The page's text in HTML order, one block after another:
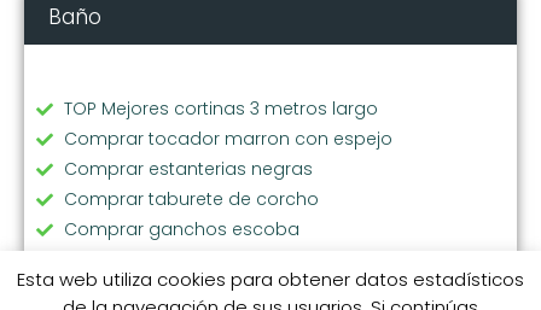
Baño
TOP Mejores cortinas 3 metros largo
Comprar tocador marron con espejo
Comprar estanterias negras
Comprar taburete de corcho
Comprar ganchos escoba
TOP Mejores cortinas ventana
Esta web utiliza cookies para obtener datos estadísticos